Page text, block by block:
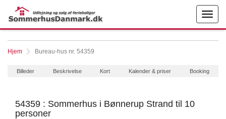
Hjem Bureau-hus nr. 54359
Billeder Beskrivelse Kort Kalender & priser Booking
54359 : Sommerhus i Bønnerup Strand til 10
personer